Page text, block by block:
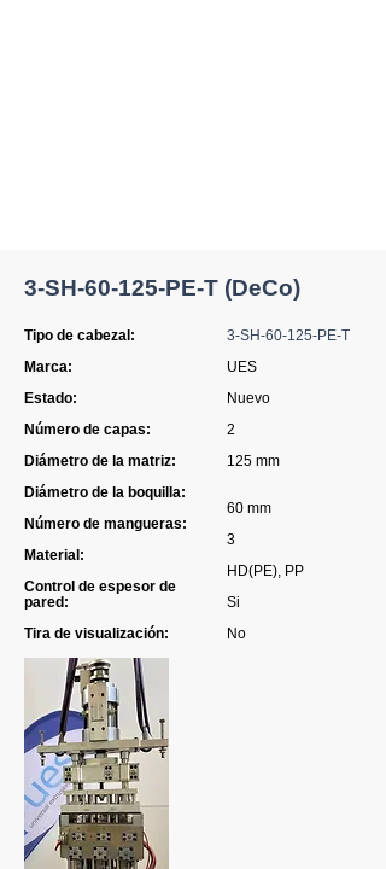
3-SH-60-125-PE-T (DeCo)
Tipo de cabezal:
Marca:
Estado:
Número de capas:
Diámetro de la matriz:
Diámetro de la boquilla:
Número de mangueras:
Material:
Control de espesor de
pared:
Tira de visualización:
3-SH-60-125-PE-T
UES
Nuevo
2
125 mm
60 mm
3
HD(PE), PP
Si
No